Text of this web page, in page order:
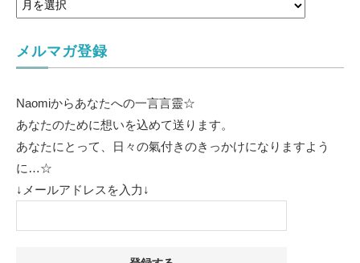
メルマガ登録
Naomiからあなたへの一言言靈☆
あなたのために想いを込めて送ります。
あなたにとって、日々の氣付きのきっかけになりますよう
に…☆
↓メールアドレスを入力↓